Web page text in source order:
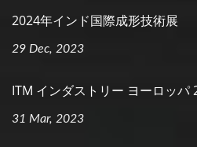
2024年インド国際成形技術展
29 Dec, 2023
ITM インダストリー ヨーロッパ
31 Mar, 2023